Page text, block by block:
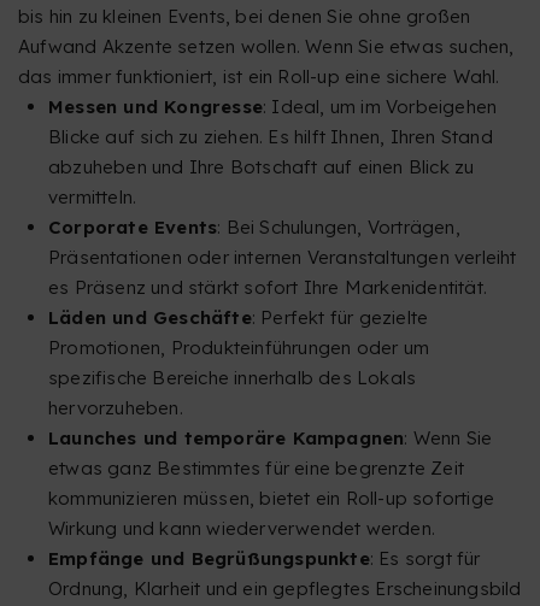
bis hin zu kleinen Events, bei denen Sie ohne großen
Aufwand Akzente setzen wollen. Wenn Sie etwas suchen,
das immer funktioniert, ist ein Roll-up eine sichere Wahl.
Messen und Kongresse: Ideal, um im Vorbeigehen
Blicke auf sich zu ziehen. Es hilft Ihnen, Ihren Stand
abzuheben und Ihre Botschaft auf einen Blick zu
vermitteln.
Corporate Events: Bei Schulungen, Vorträgen,
Präsentationen oder internen Veranstaltungen verleiht
es Präsenz und stärkt sofort Ihre Markenidentität.
Läden und Geschäfte: Perfekt für gezielte
Promotionen, Produkteinführungen oder um
spezifische Bereiche innerhalb des Lokals
hervorzuheben.
Launches und temporäre Kampagnen: Wenn Sie
etwas ganz Bestimmtes für eine begrenzte Zeit
kommunizieren müssen, bietet ein Roll-up sofortige
Wirkung und kann wiederverwendet werden.
Empfänge und Begrüßungspunkte: Es sorgt für
Ordnung, Klarheit und ein gepflegtes Erscheinungsbild